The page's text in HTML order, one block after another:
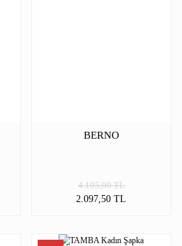
BERNO
2.097,50 TL
4.195,00 TL